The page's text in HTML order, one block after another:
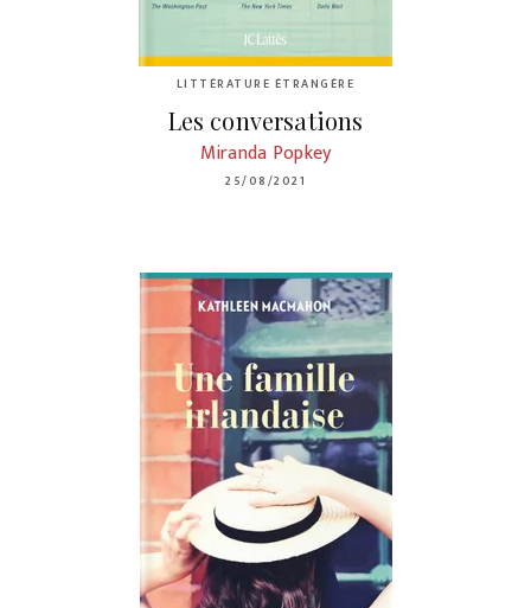
LITTÉRATURE ÉTRANGÈRE
Les conversations
Miranda Popkey
25/08/2021